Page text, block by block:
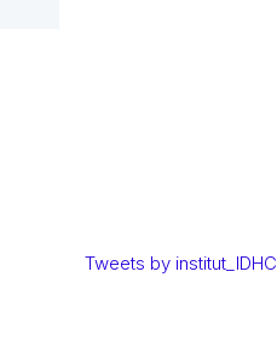
Tweets by institut_IDHC